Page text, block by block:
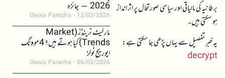
برطانیہ کی مالیاتی اور سیاسی صورتحال پر اثر انداز
ہو سکتی ہیں۔
یہ خبر تفصیل سے یہاں پڑھی جا سکتی ہے:
decrypt
2026 – جائزہ
Owais Paracha 12/03/2026
مارکیٹ ٹرینڈز (Market
Trends) کیا ہوتے ہیں؟ 4 موونگ
ایوریج ٹولز
Owais Paracha 06/03/2026